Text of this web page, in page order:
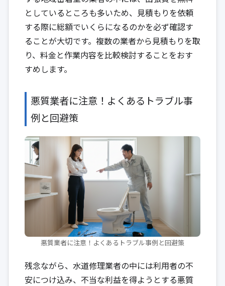
としているところも多いため、見積もりを依頼
する際に総額でいくらになるのかを必ず確認す
ることが大切です。複数の業者から見積もりを取
り、料金と作業内容を比較検討することをおす
すめします。
悪質業者に注意！よくあるトラブル事
例と回避策
悪質業者に注意！よくあるトラブル事例と回避策
残念ながら、水道修理業者の中には利用者の不
安につけ込み、不当な利益を得ようとする悪質